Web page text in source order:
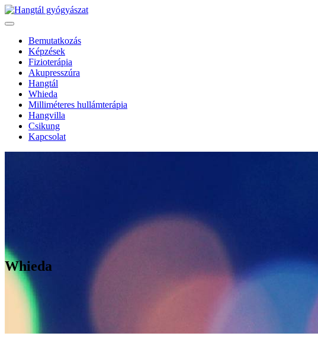
Bemutatkozás
Képzések
Fizioterápia
Akupresszúra
Hangtál
Whieda
Milliméteres hullámterápia
Hangvilla
Csikung
Kapcsolat
Whieda